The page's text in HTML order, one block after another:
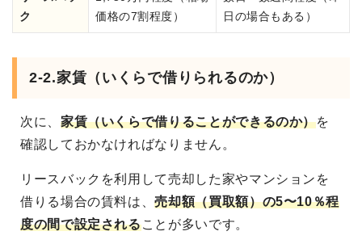
ク
価格の7割程度）
日の場合もある）
2-2.家賃（いくらで借りられるのか）
次に、 家賃（いくらで借りることができるのか）を
確認しておかなければなりません。
リースバックを利用して売却した家やマンションを
借りる場合の賃料は、売却額（買取額）の5〜10％程
度の間で設定されることが多いです。